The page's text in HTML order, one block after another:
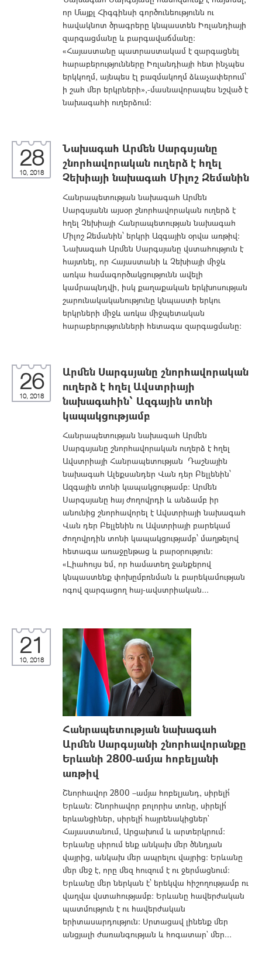
որ Մայքլ Հիգգինսի գործունեությունն ու
հավակնոտ ծրագրերը կնպաստեն Իռլանդիայի
զարգացմանը և բարգավաճմանը:
«Հայաստանը պատրաստակամ է զարգացնել
հարաբերությունները Իռլանդիայի հետ ինչպես
երկկողմ, այնպես էլ բազմակողմ ձևաչափերում՝
ի շահ մեր երկրների»,-մասնավորապես նշված է
նախագահի ուղերձում:
28
10, 2018
Նախագահ Արմեն Սարգսյանը
շնորհավորական ուղերձ է հղել
Չեխիայի նախագահ Միլոշ Զեմանին
Հանրապետության նախագահ Արմեն
Սարգսյանն այսօր շնորհավորական ուղերձ է
հղել Չեխիայի Հանրապետության նախագահ
Միլոշ Զեմանին՝ երկրի Ազգային օրվա առթիվ:
Նախագահ Արմեն Սարգսյանը վստահություն է
հայտնել, որ Հայաստանի և Չեխիայի միջև
առկա համագործակցությունն ավելի
կամրապնդվի, իսկ քաղաքական երկխոսության
շարունակականությունը կնպաստի երկու
երկրների միջև առկա միջպետական
հարաբերությունների հետագա զարգացմանը:
26
10, 2018
Արմեն Սարգսյանը շնորհավորական
ուղերձ է հղել Ավստրիայի
նախագահին՝ Ազգային տոնի
կապակցությամբ
Հանրապետության նախագահ Արմեն
Սարգսյանը շնորհավորական ուղերձ է հղել
Ավստրիայի Հանրապետության Դաշնային
նախագահ Ալեքսանդեր Վան դեր Բելլենին՝
Ազգային տոնի կապակցությամբ: Արմեն
Սարգսյանը հայ ժողովրդի և անձամբ իր
անունից շնորհավորել է Ավստրիայի նախագահ
Վան դեր Բելլենին ու Ավստրիայի բարեկամ
ժողովրդին տոնի կապակցությամբ՝ մաղթելով
հետագա առաջընթաց և բարօրություն։
«Լիահույս եմ, որ համատեղ ջանքերով
կնպաստենք փոխըմբռնման և բարեկամության
ոգով զարգացող հայ-ավստրիական...
21
10, 2018
Հանրապետության նախագահ
Արմեն Սարգսյանի շնորհավորանքը
Երևանի 2800-ամյա հոբելյանի
առթիվ
Շնորհավոր 2800 –ամյա հոբելյանդ, սիրելի՛
Երևան: Շնորհավոր բոլորիս տոնը, սիրելի՛
երևանցիներ, սիրելի՛ հայրենակիցներ`
Հայաստանում, Արցախում և արտերկրում:
Երևանը սիրում ենք անկախ մեր ծննդյան
վայրից, անկախ մեր ապրելու վայրից: Երևանը
մեր մեջ է, որը մեզ հուզում է ու ջերմացնում:
Երևանը մեր ներկան է՝ երեկվա հիշողությամբ ու
վաղվա վստահությամբ: Երևանը հավերժական
պատմություն է ու հավերժական
երիտասարդություն: Սրտացավ լինենք մեր
անցյալի ժառանգության և հոգատար` մեր...